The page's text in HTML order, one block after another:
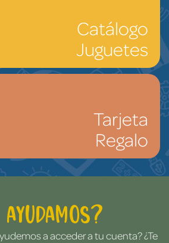
Catálogo
Juguetes
Tarjeta
Regalo
ayudamos?
a acceder a tu cuenta? ¿Te